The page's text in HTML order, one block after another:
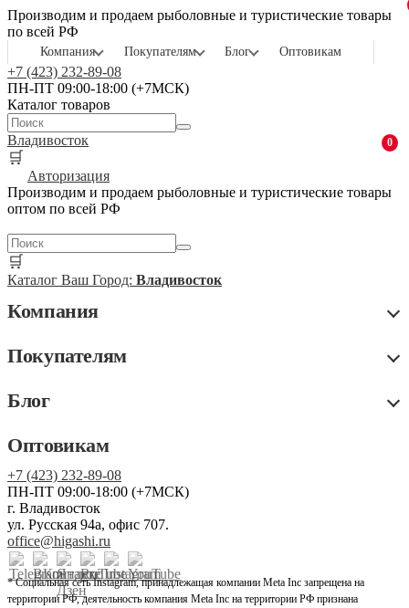
Производим и продаем рыболовные и туристические товары
по всей РФ
Компания Покупателям Блог Оптовикам
+7 (423) 232-89-08
ПН-ПТ 09:00-18:00 (+7МСК)
Каталог товаров
Владивосток
🛒
0
Авторизация
Производим и продаем рыболовные и туристические товары
оптом по всей РФ
🛒
Каталог Ваш Город: Владивосток
Компания
Покупателям
Блог
Оптовикам
+7 (423) 232-89-08
ПН-ПТ 09:00-18:00 (+7МСК)
г. Владивосток
ул. Русская 94а, офис 707.
office@higashi.ru
* Социальная сеть Instagram, принадлежащая компании Meta Inc запрещена на
территории РФ, деятельность компания Meta Inc на территории РФ признана